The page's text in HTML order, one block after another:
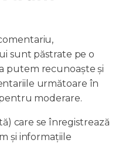
sunt păstrate pe o
putem recunoaște și
următoare în
moderare.
care se înregistrează
și informațiile